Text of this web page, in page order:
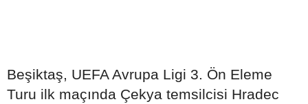
Beşiktaş, UEFA Avrupa Ligi 3. Ön Eleme
Turu ilk maçında Çekya temsilcisi Hradec